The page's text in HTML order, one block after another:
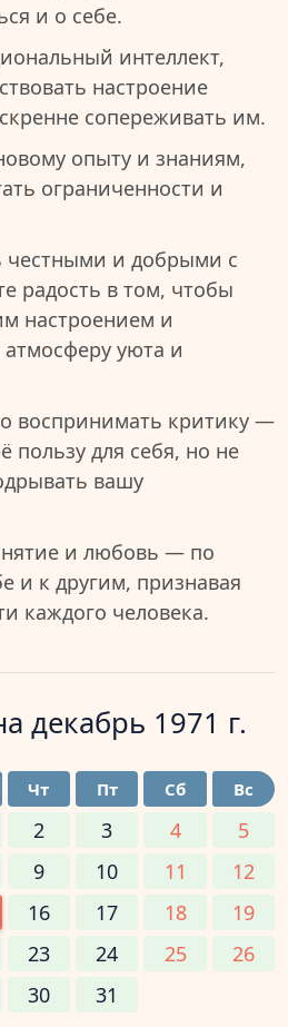
и о себе.
интеллект,
настроение
сопереживать им.
опыту и знаниям,
ограниченности и
честными и добрыми с
радость в том, чтобы
настроением и
атмосферу уюта и
воспринимать критику —
пользу для себя, но не
вашу
и любовь — по
и к другим, признавая
каждого человека.
декабрь 1971 г.
Чт Пт Сб Вс
2 3 4
5
9 10 11
12
16 17 18
19
23 24 25
26
30 31